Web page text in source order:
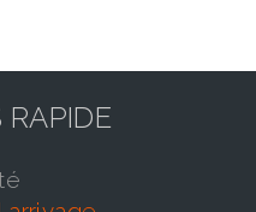
RAPIDE